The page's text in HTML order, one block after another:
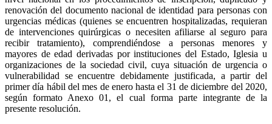
renovación del documento nacional de identidad para personas con
urgencias médicas (quienes se encuentren hospitalizadas, requieran
de intervenciones quirúrgicas o necesiten afiliarse al seguro para
recibir tratamiento), comprendiéndose a personas menores y
mayores de edad derivadas por instituciones del Estado, Iglesia u
organizaciones de la sociedad civil, cuya situación de urgencia o
vulnerabilidad se encuentre debidamente justificada, a partir del
primer día hábil del mes de enero hasta el 31 de diciembre del 2020,
según formato Anexo 01, el cual forma parte integrante de la
presente resolución.